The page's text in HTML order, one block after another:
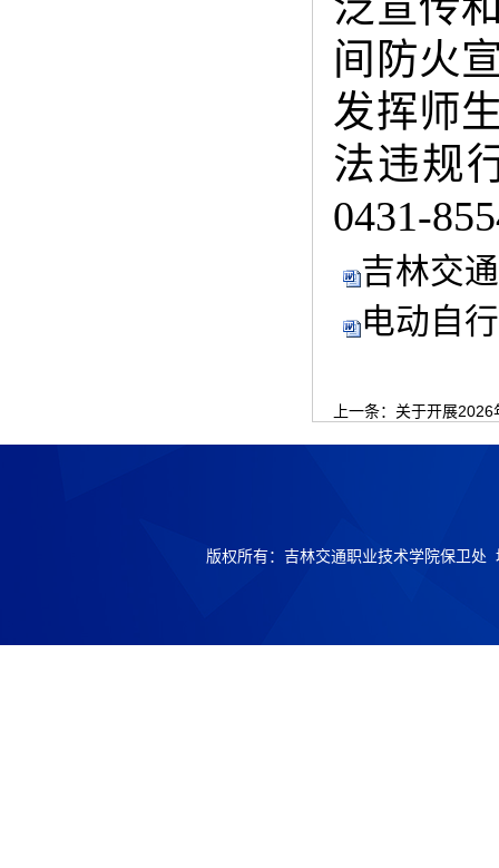
间防火
发挥师
法违规
0431-
吉林交
电动自
上一条： 关于开展2026
版权所有：吉林交通职业技术学院保卫